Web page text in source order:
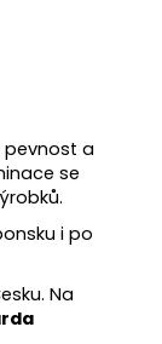
pevnost a
se
i po
Na